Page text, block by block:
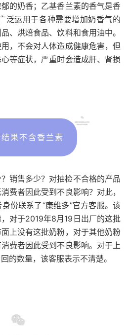
的奶香；乙基香兰素的香气是香
泛运用于各种需要增加奶香气的
、烘焙食品、饮料和食用油中。
，不会对人体造成健康危害，但
等症状，严重时会造成肝、肾损
结果不含香兰素
销售多少？对抽检不合格的产品
费者因此受到不良影响？对此，
份联系了“康维多”官方客服。该
对于2019年8月19日出厂的这批
上没有这批奶粉，对于其他奶粉
费者因此受到不良影响。对于上
的数量，该客服表示不清楚。